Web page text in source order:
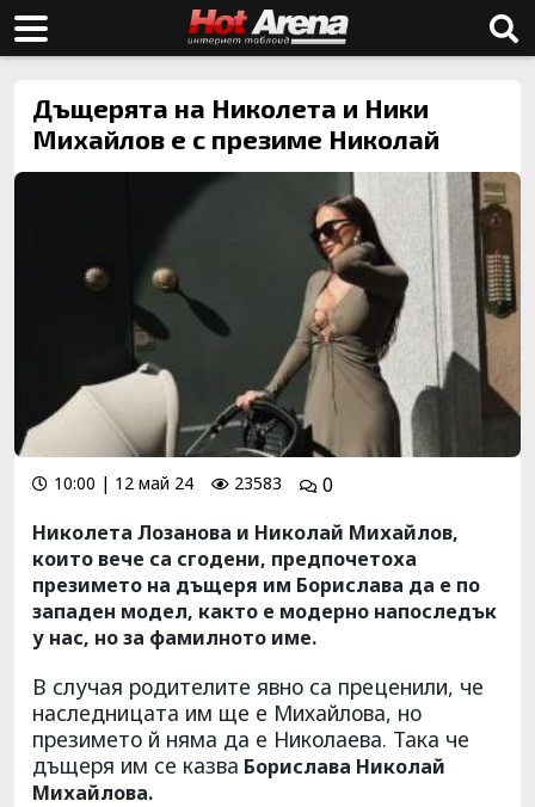
Дъщерята на Николета и Ники
Михайлов е с презиме Николай
10:00 | 12 май 24 23583
0
Николета Лозанова и Николай Михайлов,
които вече са сгодени, предпочетоха
презимето на дъщеря им Борислава да е по
западен модел, както е модерно напоследък
у нас, но за фамилното име.
В случая родителите явно са преценили, че
наследницата им ще е Михайлова, но
презимето й няма да е Николаева. Така че
дъщеря им се казва Борислава Николай
Михайлова.